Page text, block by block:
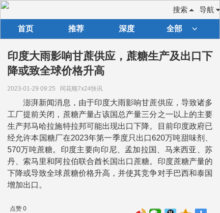
导航
搜索
首页 推荐 深度 全部
印度大雨影响甘蔗供应，蔗糖生产及出口下
降或致全球价格升高
2023-01-29 09:25 同花顺7x24快讯
澎湃新闻消息，由于印度大雨影响甘蔗供应，导致诸多
工厂提前关闭，蔗糖产量占该国总产量三分之一以上的主要
生产邦马哈拉施特拉邦可能出现出口下降。目前印度政府已
经允许本国糖厂在2023年第一季度只出口620万吨甜味剂、
570万吨蔗糖。印度主要向印尼、孟加拉国、马来西亚、苏
丹、索马里和阿拉伯联合酋长国出口蔗糖。印度蔗糖产量的
下降或导致全球蔗糖价格升高，并使其竞争对手巴西和泰国
增加出口。
点赞 0